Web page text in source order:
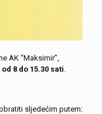
AK “Maksimir”,
od 8 do 15.30 sati
sljedećim putem: